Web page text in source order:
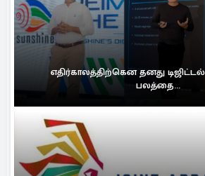
எதிர்காலத்திற்கென தனது
பலத்தை...